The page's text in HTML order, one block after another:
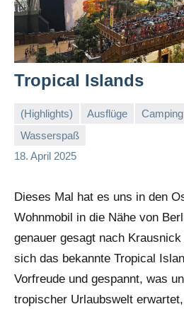
Tropical Islands
(Highlights) Ausflüge Camping
Wasserspaß
18. April 2025
Stephi
Keine
Kommentare
Dieses Mal hat es uns in den
Wohnmobil in die Nähe von
genauer gesagt nach
sich das bekannte Tropical
Vorfreude und gespannt, was
tropischer Urlaubswelt